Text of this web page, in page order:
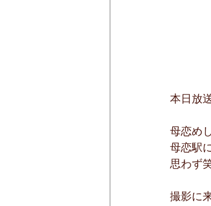
本日放
母恋め
母恋駅
思わず
撮影に